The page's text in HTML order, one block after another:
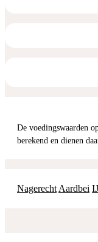
De voedingswaarden op deze website worden automatisch
berekend en dienen
Nagerecht Aardbei